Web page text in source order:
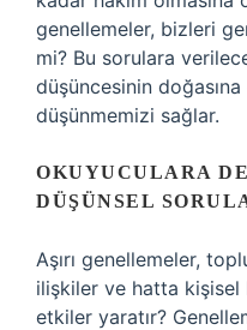
genellemeler, bizleri
mi? Bu sorulara
düşüncesinin
düşünmemizi sağlar.
OKUYUCULARA
DÜŞÜNSEL
Aşırı genellemeler,
ilişkiler ve hatta
etkiler yaratır?